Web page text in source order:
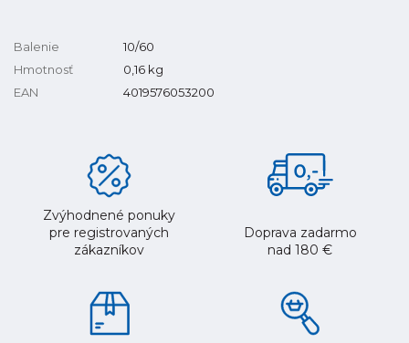
Balenie
10/60
Hmotnosť
0,16 kg
EAN
4019576053200
Zvýhodnené ponuky
pre registrovaných
zákazníkov
Doprava zadarmo
nad 180 €